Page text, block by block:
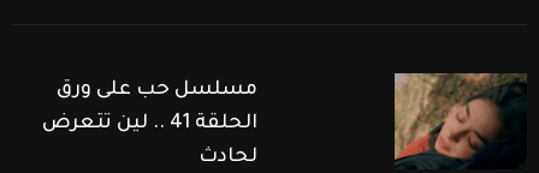
مسلسل حب على ورق
الحلقة 41 .. لين تتعرض
لحادث